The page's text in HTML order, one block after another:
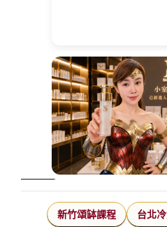
新竹頌缽課程 台北